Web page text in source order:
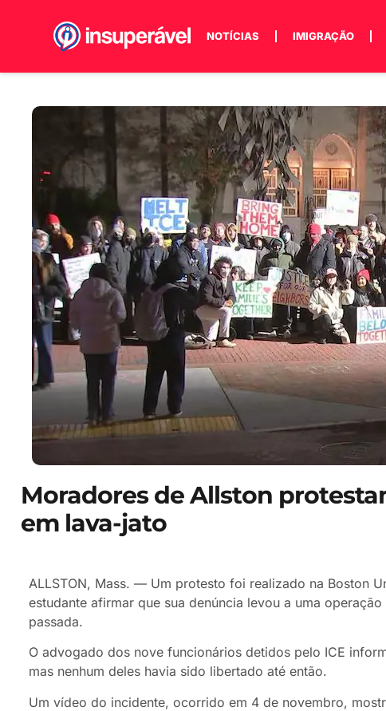
NOTÍCIAS IMIGRAÇÃO
Moradores de Allston
em lava-jato
ALLSTON, Mass. — Um protesto foi realizado na Boston
estudante afirmar que sua denúncia levou a uma
passada.
O advogado dos nove funcionários detidos pelo ICE
mas nenhum deles havia sido libertado até então.
Um vídeo do incidente, ocorrido em 4 de novembro,